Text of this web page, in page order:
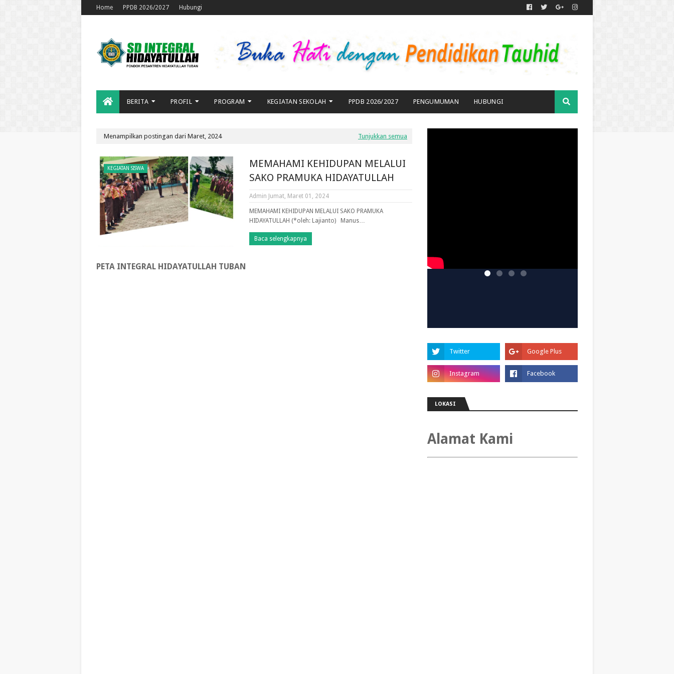
Home PPDB 2026/2027 Hubungi
BERITA PROFIL PROGRAM KEGIATAN SEKOLAH PPDB 2026/2027 PENGUMUMAN HUBUNGI
Menampilkan postingan dari Maret, 2024 Tunjukkan semua
KEGIATAN SISWA
MEMAHAMI KEHIDUPAN MELALUI
SAKO PRAMUKA HIDAYATULLAH
Admin Jumat, Maret 01, 2024
MEMAHAMI KEHIDUPAN MELALUI SAKO PRAMUKA
HIDAYATULLAH (*oleh: Lajianto) Manus…
Baca selengkapnya
PETA INTEGRAL HIDAYATULLAH TUBAN
LOKASI
Alamat Kami